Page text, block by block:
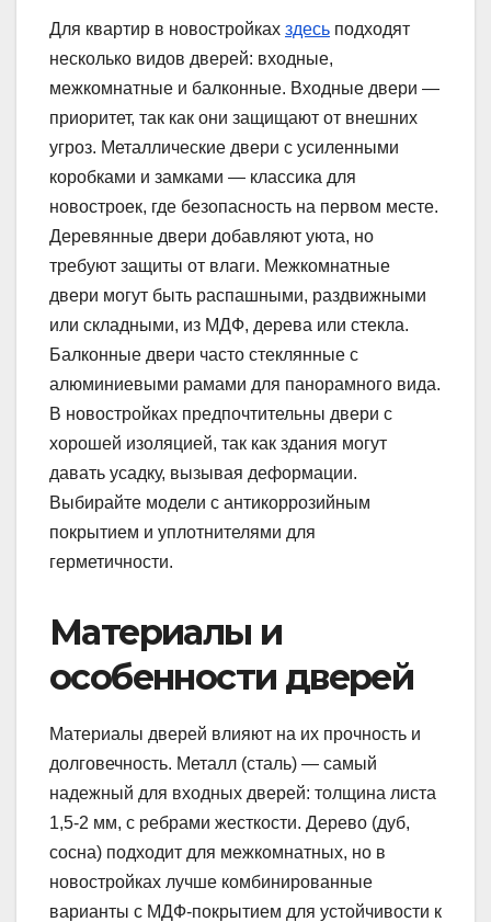
Для квартир в новостройках здесь подходят
несколько видов дверей: входные,
межкомнатные и балконные. Входные двери —
приоритет, так как они защищают от внешних
угроз. Металлические двери с усиленными
коробками и замками — классика для
новостроек, где безопасность на первом месте.
Деревянные двери добавляют уюта, но
требуют защиты от влаги. Межкомнатные
двери могут быть распашными, раздвижными
или складными, из МДФ, дерева или стекла.
Балконные двери часто стеклянные с
алюминиевыми рамами для панорамного вида.
В новостройках предпочтительны двери с
хорошей изоляцией, так как здания могут
давать усадку, вызывая деформации.
Выбирайте модели с антикоррозийным
покрытием и уплотнителями для
герметичности.
Материалы и
особенности дверей
Материалы дверей влияют на их прочность и
долговечность. Металл (сталь) — самый
надежный для входных дверей: толщина листа
1,5-2 мм, с ребрами жесткости. Дерево (дуб,
сосна) подходит для межкомнатных, но в
новостройках лучше комбинированные
варианты с МДФ-покрытием для устойчивости к